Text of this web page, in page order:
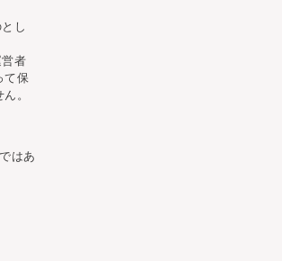
し
者
て保
。
はあ